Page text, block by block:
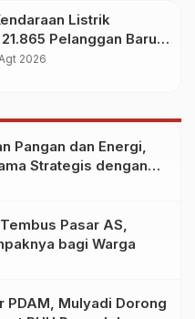
Listrik
Pelanggan Baru
Charging
2026
Pangan dan Energi,
Strategis dengan
dan Perikanan
Pasar AS,
bagi Warga
PDAM, Mulyadi Dorong